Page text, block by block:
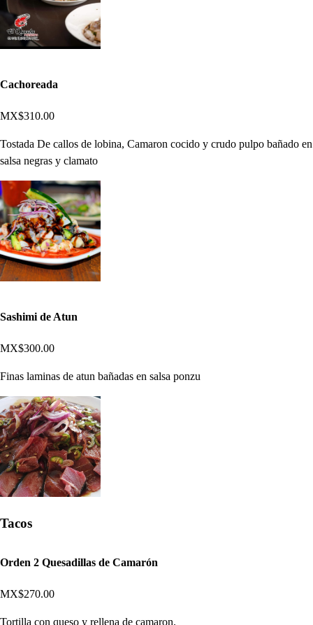
Cachoreada
MX$310.00
Tostada De callos de lobina, Camaron cocido y crudo pulpo bañado en
salsa negras y clamato
Sashimi de Atun
MX$300.00
Finas laminas de atun bañadas en salsa ponzu
Tacos
Orden 2 Quesadillas de Camarón
MX$270.00
Tortilla con queso y rellena de camaron.